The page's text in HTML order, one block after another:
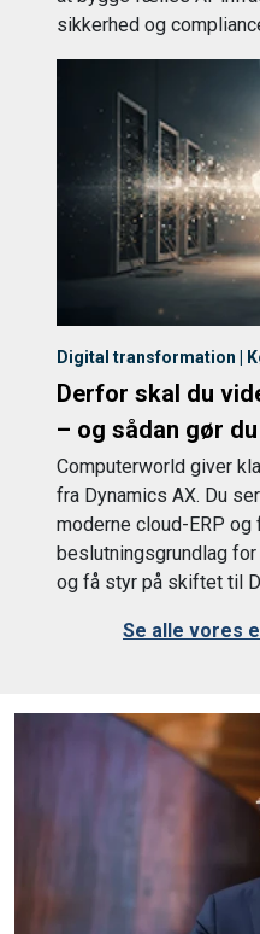
sikkerhed og
Digital transformation |
Derfor skal du
– og sådan gør du
Computerworld giver
fra Dynamics AX. Du
moderne cloud-ERP og
beslutningsgrundlag
og få styr på skiftet til
Se alle vores